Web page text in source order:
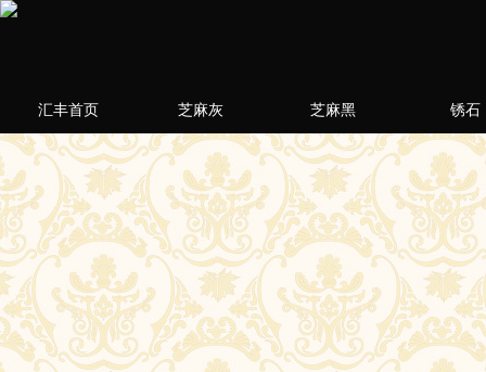
汇丰首页 芝麻灰 芝麻黑 锈石